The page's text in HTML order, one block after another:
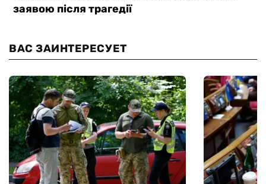
ВАС ЗАИНТЕРЕСУЕТ